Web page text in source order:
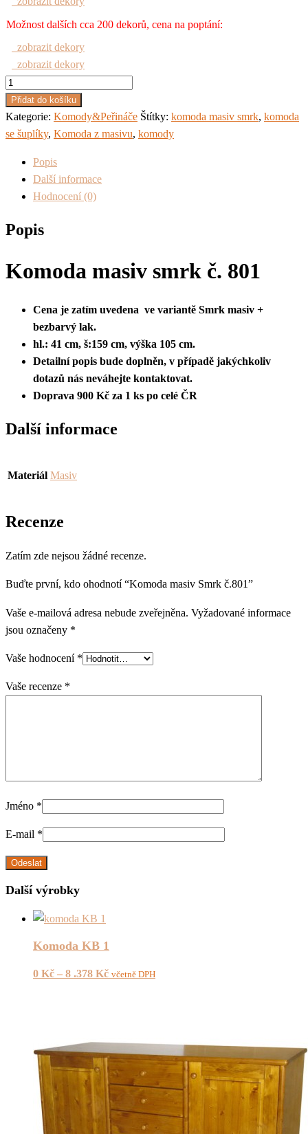
Možnost dalších cca 200 dekorů, cena na poptání:
zobrazit dekory
zobrazit dekory
Komoda
masiv
Smrk
č.801
Přidat do košíku
Kategorie: Komody&Peřináče Štítky: komoda masiv smrk, komoda
se šuplíky, Komoda z masivu, komody
Popis
Další informace
Hodnocení (0)
Popis
Komoda masiv smrk č. 801
Cena je zatím uvedena ve variantě Smrk masiv +
bezbarvý lak.
hl.: 41 cm, š:159 cm, výška 105 cm.
Detailní popis bude doplněn, v případě jakýchkoliv
dotazů nás neváhejte kontaktovat.
Doprava 900 Kč za 1 ks po celé ČR
Další informace
Materiál Masiv
Recenze
Zatím zde nejsou žádné recenze.
Buďte první, kdo ohodnotí “Komoda masiv Smrk č.801”
Vaše e-mailová adresa nebude zveřejněna. Vyžadované informace
jsou označeny *
Vaše hodnocení *
Vaše recenze *
Jméno *
E-mail *
Další výrobky
Komoda KB 1
0 Kč – 8 .378 Kč včetně DPH